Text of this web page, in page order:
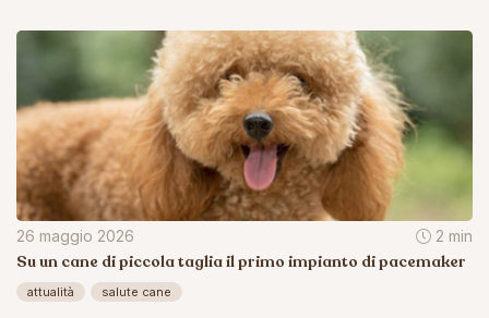
26 maggio 2026 2 min
Su un cane di piccola taglia il primo impianto di pacemaker
attualità salute cane